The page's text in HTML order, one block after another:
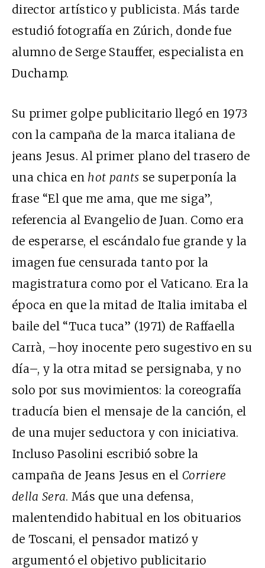
director artístico y publicista. Más tarde
estudió fotografía en Zúrich, donde fue
alumno de Serge Stauffer, especialista en
Duchamp.
Su primer golpe publicitario llegó en 1973
con la campaña de la marca italiana de
jeans Jesus. Al primer plano del trasero de
una chica en hot pants se superponía la
frase “El que me ama, que me siga”,
referencia al Evangelio de Juan. Como era
de esperarse, el escándalo fue grande y la
imagen fue censurada tanto por la
magistratura como por el Vaticano. Era la
época en que la mitad de Italia imitaba el
baile del “Tuca tuca” (1971) de Raffaella
Carrà, –hoy inocente pero sugestivo en su
día–, y la otra mitad se persignaba, y no
solo por sus movimientos: la coreografía
traducía bien el mensaje de la canción, el
de una mujer seductora y con iniciativa.
Incluso Pasolini escribió sobre la
campaña de Jeans Jesus en el Corriere
della Sera. Más que una defensa,
malentendido habitual en los obituarios
de Toscani, el pensador matizó y
argumentó el objetivo publicitario